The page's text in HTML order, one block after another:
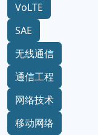
VoLTE
SAE
无线通信
通信工程
网络技术
移动网络